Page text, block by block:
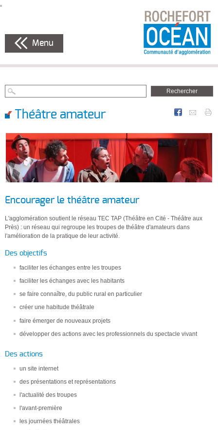
Menu
Théâtre amateur
Encourager le théâtre amateur
L'agglomération soutient le réseau TEC TAP (Théâtre en Cité - Théâtre aux
Près) : un réseau qui regroupe les troupes de théâtre d'amateurs dans
l'amélioration de la pratique de leur activité.
Des objectifs
faciliter les échanges entre les troupes
faciliter les échanges avec les habitants
se faire connaître, du public rural en particulier
créer une habitude théâtrale
faire émerger de nouveaux projets
développer des actions avec les professionnels du spectacle vivant
Des actions
un site internet
des présentations et représentations
l'actualité des troupes
l'avant-première
les journées théâtrales